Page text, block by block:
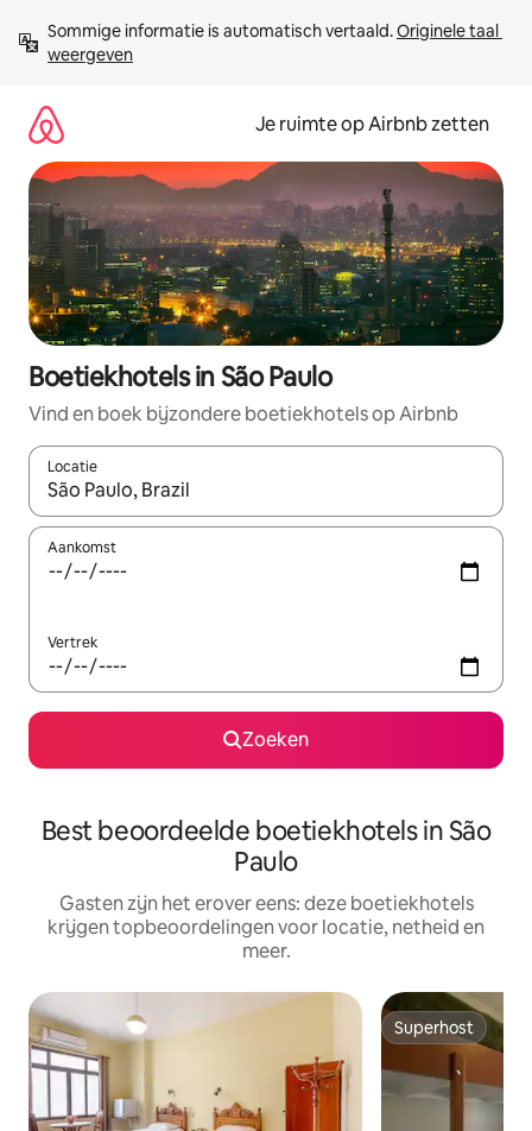
direct
naar
Sommige informatie is automatisch vertaald. Originele taal
weergeven
Je ruimte op Airbnb zetten
Boetiekhotels in São Paulo
Vind en boek bijzondere boetiekhotels op Airbnb
Locatie
Wanneer er suggesties beschikbaar zijn, maak je een keuze
Aankomst
Vertrek
Zoeken
Best beoordeelde boetiekhotels in São
Paulo
Gasten zijn het erover eens: deze boetiekhotels
krijgen topbeoordelingen voor locatie, netheid en
meer.
Superhost
Superhost